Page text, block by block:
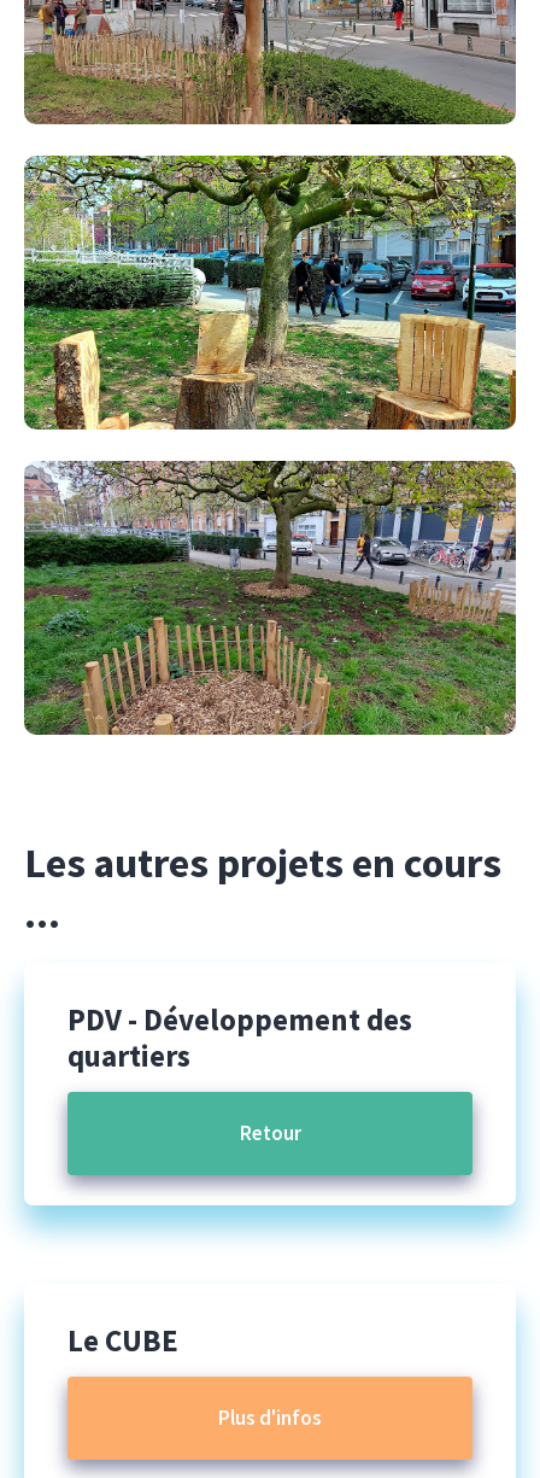
Les autres projets en cours
...
PDV- Développement des
quartiers
Retour
Le CUBE
Plus d'infos